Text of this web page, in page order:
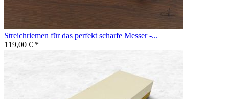
Streichriemen für das perfekt scharfe Messer -...
119,00 € *